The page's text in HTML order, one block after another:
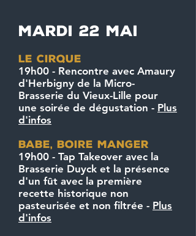
mardi 22 MAI
Le cirque
19h00 - Rencontre avec Amaury
d'Herbigny de la Micro-
Brasserie du Vieux-Lille pour
une soirée de dégustation - Plus
d'infos
BABE, boire manger
19h00 - Tap Takeover avec la
Brasserie Duyck et la présence
d'un fût avec la première
recette historique non
pasteurisée et non filtrée - Plus
d'infos